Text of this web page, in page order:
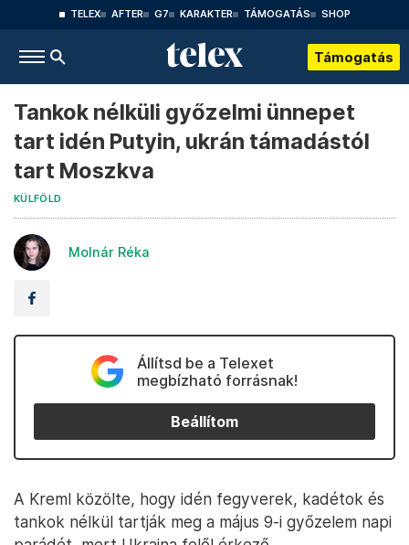
TELEX AFTER G7 KARAKTER TÁMOGATÁS SHOP
Támogatás
Tankok nélküli győzelmi ünnepet
tart idén Putyin, ukrán támadástól
tart Moszkva
KÜLFÖLD
Molnár Réka
Állítsd be a Telexet
megbízható forrásnak!
Beállítom
A Kreml közölte, hogy idén fegyverek, kadétok és
tankok nélkül tartják meg a május 9-i győzelem napi